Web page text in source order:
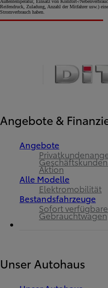
Außentemperatur, Einsatz von Komfort-/
Reifendruck, Zuladung, Anzahl der Mitfahrer usw.)
Stromverbrauch haben.
Angebote &
Angebote
Aktion
Alle Modelle
Elektromobilität
Bestandsfahrzeuge
Sofort
Gebrauchtwagen
Unser Autohaus